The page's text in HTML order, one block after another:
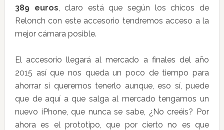
389 euros, claro está que según los chicos de
Relonch con este accesorio tendremos acceso a la
mejor cámara posible.
El accesorio llegará al mercado a finales del año
2015 así que nos queda un poco de tiempo para
ahorrar si queremos tenerlo aunque, eso sí, puede
que de aquí a que salga al mercado tengamos un
nuevo iPhone, que nunca se sabe, ¿No creéis? Por
ahora es el prototipo, que por cierto no es que